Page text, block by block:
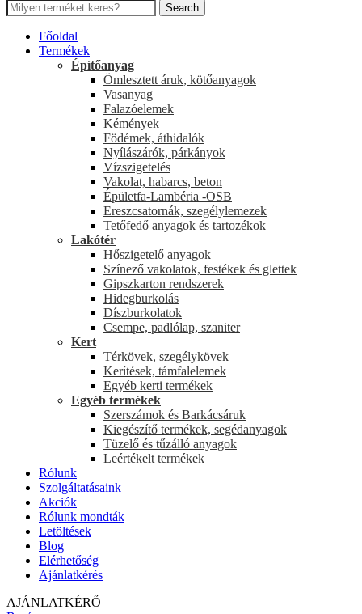
Search
Főoldal
Termékek
Építőanyag
Ömlesztett áruk, kötőanyagok
Vasanyag
Falazóelemek
Kémények
Födémek, áthidalók
Nyílászárók, párkányok
Vízszigetelés
Vakolat, habarcs, beton
Épületfa-Lambéria -OSB
Ereszcsatornák, szegélylemezek
Tetőfedő anyagok és tartozékok
Lakótér
Hőszigetelő anyagok
Színező vakolatok, festékek és glettek
Gipszkarton rendszerek
Hidegburkolás
Díszburkolatok
Csempe, padlólap, szaniter
Kert
Térkövek, szegélykövek
Kerítések, támfalelemek
Egyéb kerti termékek
Egyéb termékek
Szerszámok és Barkácsáruk
Kiegészítő termékek, segédanyagok
Tüzelő és tűzálló anyagok
Leértékelt termékek
Rólunk
Szolgáltatásaink
Akciók
Rólunk mondták
Letöltések
Blog
Elérhetőség
Ajánlatkérés
AJÁNLATKÉRŐ